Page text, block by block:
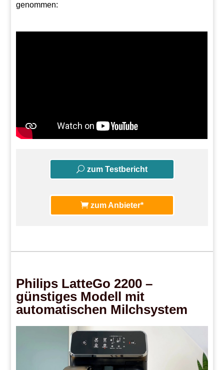
genommen:
zum Testbericht
zum Anbieter*
Philips LatteGo 2200 –
günstiges Modell mit
automatischen Milchsystem